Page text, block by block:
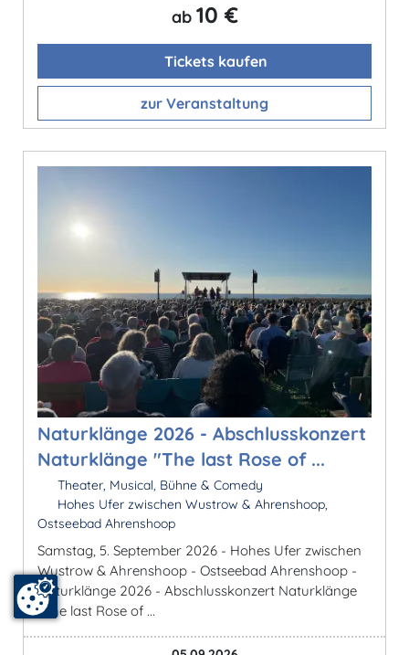
ab 10 €
Tickets kaufen
zur Veranstaltung
Naturklänge 2026 - Abschlusskonzert
Naturklänge "The last Rose of ...
Theater, Musical, Bühne & Comedy
Hohes Ufer zwischen Wustrow & Ahrenshoop,
Ostseebad Ahrenshoop
Samstag, 5. September 2026 - Hohes Ufer zwischen
Wustrow & Ahrenshoop - Ostseebad Ahrenshoop -
Naturklänge 2026 - Abschlusskonzert Naturklänge
"The last Rose of ...